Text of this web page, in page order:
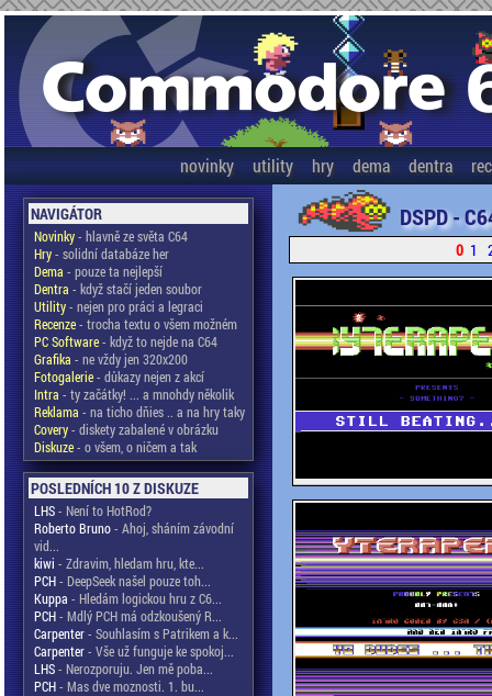
novinky utility hry dema dentra
NAVIGÁTOR
Novinky- hlavně ze světa C64
Hry- solidní databáze her
Dema - pouze ta nejlepší
Dentra - když stačí jeden soubor
Utility- nejen pro práci a legraci
Recenze- trocha textu o všem možném
PC Software- když to nejde na C64
Grafika - ne vždy jen 320x200
Fotogalerie- důkazy nejen z akcí
Intra - ty začátky! ... a mnohdy několik
Reklama - na ticho dňies .. a na hry taky
Covery- diskety zabalené v obrázku
Diskuze- o všem, o ničem a tak
POSLEDNÍCH 10 Z DISKUZE
LHS- Není to HotRod?
Roberto Bruno- Ahoj, sháním závodní
vid...
kiwi - Zdravim, hledam hru, kte...
PCH- DeepSeek našel pouze toh...
Kuppa - Hledám logickou hru z C6...
PCH- Mdlý PCH má odzkoušený R...
Carpenter- Souhlasím s Patrikem a k...
Carpenter- Vše už funguje ke spokoj...
LHS- Nerozporuju. Jen mě poba...
PCH- Mas dve moznosti. 1. bu...
DSPD -
0 1